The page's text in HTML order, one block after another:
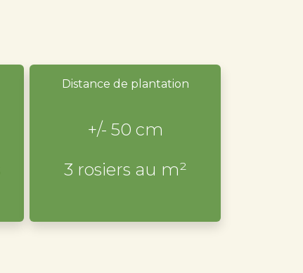
Distance de plantation
+/- 50 cm
3 rosiers au m²